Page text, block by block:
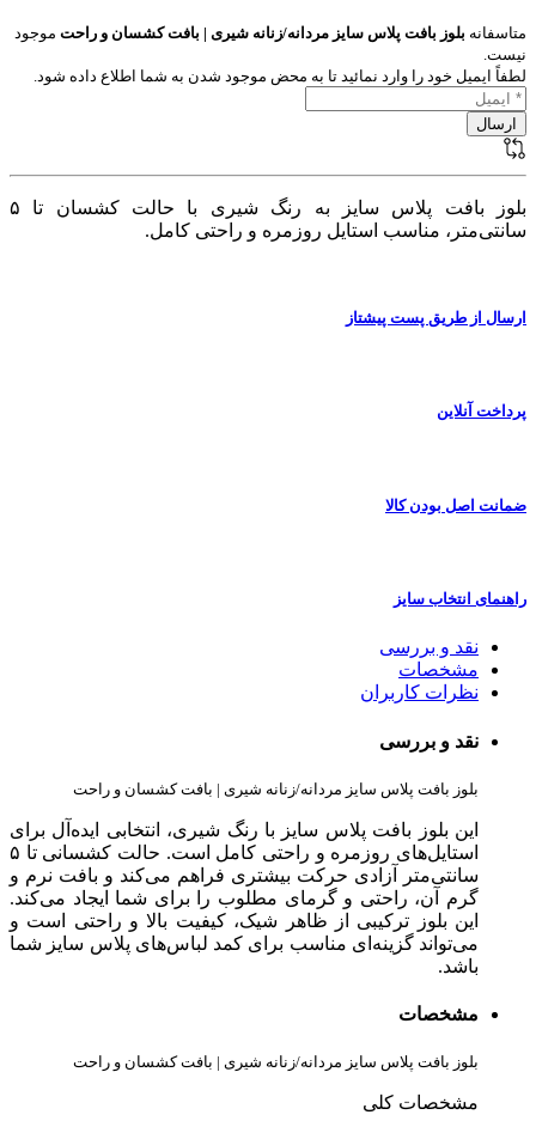
متاسفانه بلوز بافت پلاس سایز مردانه/زنانه شیری | بافت کشسان و راحت موجود
نیست.
لطفاً ایمیل خود را وارد نمائید تا به محض موجود شدن به شما اطلاع داده شود.
بلوز بافت پلاس سایز به رنگ شیری با حالت کشسان تا ۵
سانتی‌متر، مناسب استایل روزمره و راحتی کامل.
ارسال از طریق پست پیشتاز
پرداخت آنلاین
ضمانت اصل بودن کالا
راهنمای انتخاب سایز
نقد و بررسی
مشخصات
نظرات کاربران
نقد و بررسی
بلوز بافت پلاس سایز مردانه/زنانه شیری | بافت کشسان و راحت
این بلوز بافت پلاس سایز با رنگ شیری، انتخابی ایده‌آل برای
استایل‌های روزمره و راحتی کامل است. حالت کشسانی تا ۵
سانتی‌متر آزادی حرکت بیشتری فراهم می‌کند و بافت نرم و
گرم آن، راحتی و گرمای مطلوب را برای شما ایجاد می‌کند.
این بلوز ترکیبی از ظاهر شیک، کیفیت بالا و راحتی است و
می‌تواند گزینه‌ای مناسب برای کمد لباس‌های پلاس سایز شما
باشد.
مشخصات
بلوز بافت پلاس سایز مردانه/زنانه شیری | بافت کشسان و راحت
مشخصات کلی